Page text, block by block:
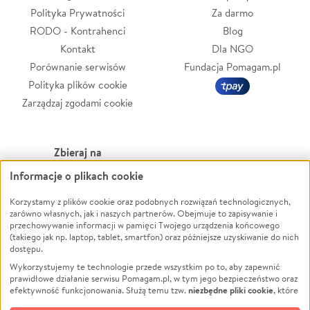
Polityka Prywatności
RODO - Kontrahenci
Kontakt
Porównanie serwisów
Polityka plików cookie
Zarządzaj zgodami cookie
Za darmo
Blog
Dla NGO
Fundacja Pomagam.pl
Zbieraj na
Leczenie
Zwierzęta
Pożar
Ukraina
Pomoc Finansowa
Projekty
Powódź
Wichura
NGO
Edukacja
Podróż
Informacje o plikach cookie
Korzystamy z plików cookie oraz podobnych rozwiązań technologicznych,
zarówno własnych, jak i naszych partnerów. Obejmuje to zapisywanie i
przechowywanie informacji w pamięci Twojego urządzenia końcowego
(takiego jak np. laptop, tablet, smartfon) oraz późniejsze uzyskiwanie do nich
dostępu.
Wykorzystujemy te technologie przede wszystkim po to, aby zapewnić
prawidłowe działanie serwisu Pomagam.pl, w tym jego bezpieczeństwo oraz
efektywność funkcjonowania. Służą temu tzw.niezbędne pliki cookie, które